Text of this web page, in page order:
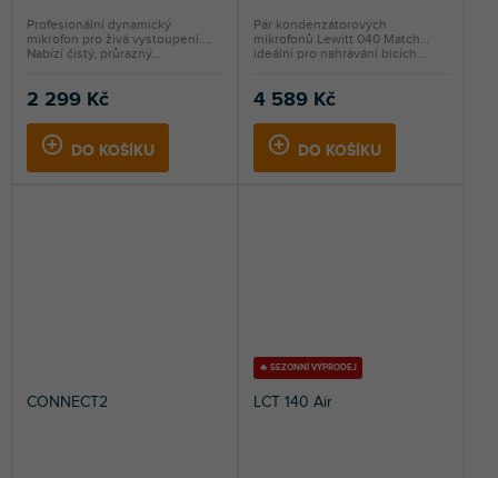
2 299 Kč
DO KOŠÍKU
Profesionální dynamický
mikrofon pro živá vystoupení.
Nabízí čistý, průrazný...
4 589 Kč
DO KOŠÍKU
Pár kondenzátorových
mikrofonů Lewitt 040 Match
ideální pro nahrávání bicích...
CONNECT2
🔥 SEZONNÍ VÝPRODEJ
LCT 140 Air